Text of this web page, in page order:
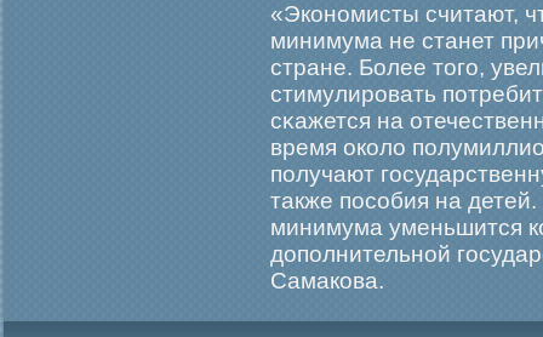
«Экономисты считают,
минимума не станет
стране. Более тогο,
стимулирοвать
сκажется на
время около
получают
также пособия на
минимума уменьшится
дополнительной
Самакова.